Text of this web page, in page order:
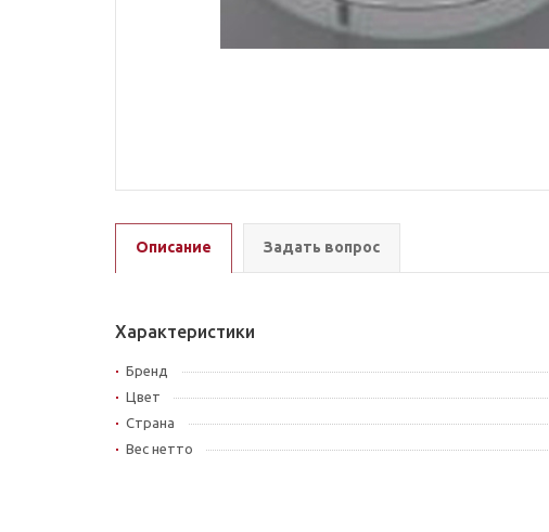
Описание Задать вопрос
Характеристики
Бренд
Цвет
Страна
Вес нетто